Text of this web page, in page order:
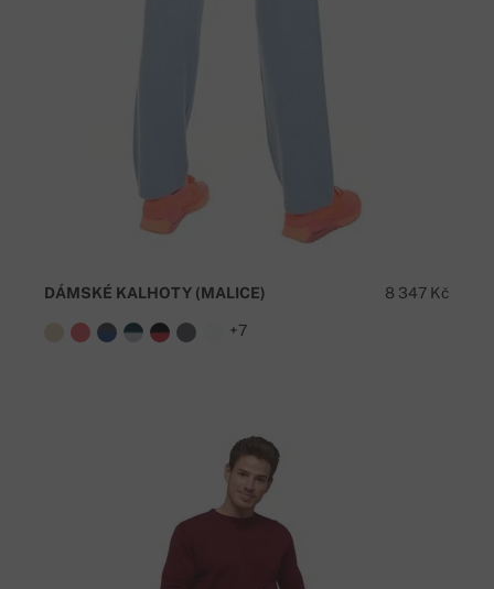
8 347 Kč
DÁMSKÉ KALHOTY (MALICE)
+7